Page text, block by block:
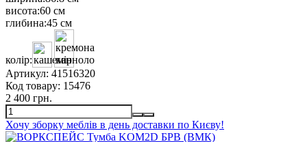
висота:60 см
глибина:45 см
колір:
Артикул: 41516320
Код товару: 15476
2 400 грн.
Хочу зборку меблів в день доставки по Києву!